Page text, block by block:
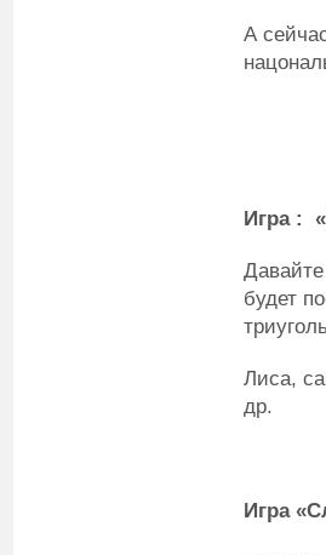
А
Игра :
будет
Лиса,
др.
Игра